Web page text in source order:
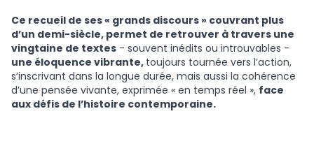
Ce recueil de ses « grands discours » couvrant plus
d’un demi-siècle, permet de retrouver à travers une
vingtaine de textes - souvent inédits ou introuvables -
une éloquence vibrante, toujours tournée vers l’action,
s’inscrivant dans la longue durée, mais aussi la cohérence
d’une pensée vivante, exprimée « en temps réel », face
aux défis de l’histoire contemporaine.